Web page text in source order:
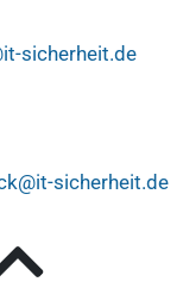
sicherheit.de
sicherheit.de